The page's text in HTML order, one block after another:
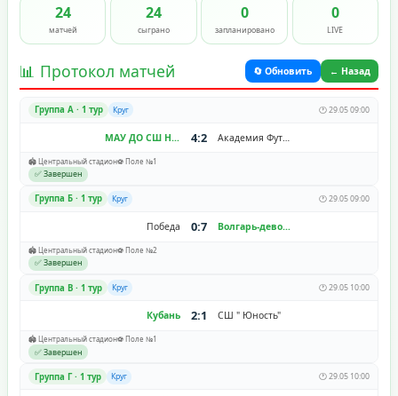
24
матчей
24
сыграно
0
запланировано
0
LIVE
📊 Протокол матчей 🔄 Обновить ← Назад
Группа A · 1 тур Круг 🕐 29.05 09:00
МАУ ДО СШ Надежда 4:2 Академия Футбола Алания
🏟️ Центральный стадион⚽ Поле №1
✅ Завершен
Группа Б · 1 тур Круг 🕐 29.05 09:00
Победа 0:7 Волгарь-девочки
🏟️ Центральный стадион⚽ Поле №2
✅ Завершен
Группа В · 1 тур Круг 🕐 29.05 10:00
Кубань 2:1 СШ " Юность"
🏟️ Центральный стадион⚽ Поле №1
✅ Завершен
Группа Г · 1 тур Круг 🕐 29.05 10:00